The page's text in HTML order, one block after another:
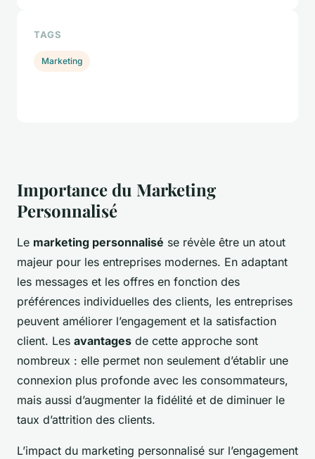
Importance du Marketing
Personnalisé
Le marketing personnalisé se révèle être un atout
majeur pour les entreprises modernes. En adaptant
les messages et les offres en fonction des
préférences individuelles des clients, les entreprises
peuvent améliorer l’engagement et la satisfaction
client. Les avantages de cette approche sont
nombreux : elle permet non seulement d’établir une
connexion plus profonde avec les consommateurs,
mais aussi d’augmenter la fidélité et de diminuer le
taux d’attrition des clients.
L’impact du marketing personnalisé sur l’engagement
TAGS
Marketing